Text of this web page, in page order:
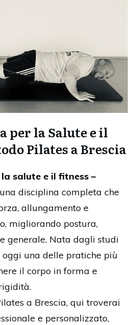
per la Salute e il
Pilates a Brescia
salute e il fitness –
disciplina completa che
allungamento e
migliorando postura,
generale. Nata dagli studi
oggi una delle pratiche più
il corpo in forma e
a Brescia, qui troverai
e personalizzato,